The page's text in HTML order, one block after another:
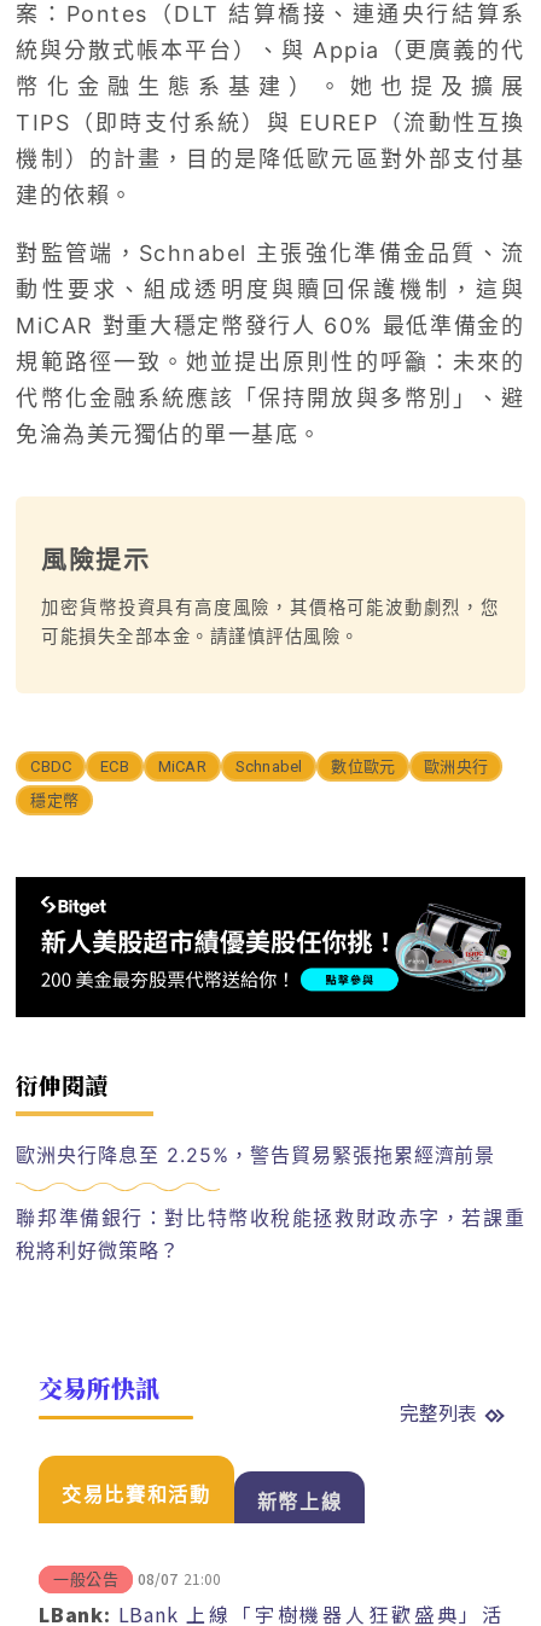
案：Pontes（DLT 結算橋接、連通央行結算系
統與分散式帳本平台）、與 Appia（更廣義的代
幣化金融生態系基建）。她也提及擴展
TIPS（即時支付系統）與 EUREP（流動性互換
機制）的計畫，目的是降低歐元區對外部支付基
建的依賴。
對監管端，Schnabel 主張強化準備金品質、流
動性要求、組成透明度與贖回保護機制，這與
MiCAR 對重大穩定幣發行人 60% 最低準備金的
規範路徑一致。她並提出原則性的呼籲：未來的
代幣化金融系統應該「保持開放與多幣別」、避
免淪為美元獨佔的單一基底。
風險提示
加密貨幣投資具有高度風險，其價格可能波動劇烈，您
可能損失全部本金。請謹慎評估風險。
CBDC ECB MiCAR Schnabel 數位歐元
歐洲央行
穩定幣
衍伸閱讀
歐洲央行降息至 2.25%，警告貿易緊張拖累經濟前景
聯邦準備銀行：對比特幣收稅能拯救財政赤字，若課重
稅將利好微策略？
交易所快訊
完整列表
交易比賽和活動 新幣上線
一般公告 08/07 21:00
LBank: LBank 上線「宇樹機器人狂歡盛典」活